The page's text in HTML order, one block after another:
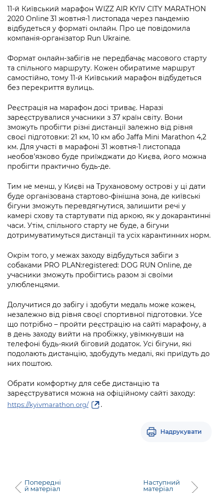
Рішення та розпорядження
Проєкти розпоряджень, що
перебувають на погодженні КМВА
Рішення Київради
Контактна інформація
Вакансії
Статистика
Звернення громадян
Регуляторна діяльність
Промисловість і наука Києва
Підприємства, установи, організації
Річні звіти
Гендерна політика
Безбар'єрність
Київська міська військова адміністрація
Освіта та навчальні заклади
Дороги, транспорт та парковки
Містобудування та земельні ділянки
Культура, спорт, дозвілля
Бізнес та ліцензування
Фінанси та бюджет
Безпека та правопорядок
Ритуальні послуги
Іноземцям / For foreigners
Пам'ятки культурної спадщини
Портал Захисників та Захисниць
Безбар'єрність
Портал послуг
Важливе під час воєнного стану
Громадська експертиза
Громадський бюджет
Громадська рада
Петиції
Відкритий бюджет
Контактний центр
Допомога учасникам АТО
Рада з питань внутрішньо переміщених
осіб при Київській міській військовій
адміністрації
«Ініціатива «Партнерство «Відкритий
Уряд» – місцевий рівень»
Інформація з обмеженим доступом
Подати запит онлайн
Проекти нормативно-правових та
інших актів
Нормативна база
Питання і відповіді про публічну
інформацію
Порядок оскарження рішень, дій чи
бездіяльності розпорядників інформації
публічну інформацію
Інформація для споживачів
Про відкриті дані
Публічні дашборди
Медіагалерея
Підписатися на новини та анонси від
КМДА / Subscribe to announcements
from the KCSA
Порядок акредитації медіа /
Accreditation process
Подати журналістський запит /
Submitting a media request
Зйомки в лікарнях в умовах воєнного
стану / Rules for media coverage of
hospitals at work under martial law
media
Портал Послуг
11-й Київський марафон WIZZ AIR KYIV CITY MARATHON
2020 Online 31 жовтня-1 листопада через пандемію
відбудеться у форматі онлайн. Про це повідомила
компанія-організатор Run Ukraine.
Формат онлайн-забігів не передбачає масового старту
та спільного маршруту. Кожен обиратиме маршрут
самостійно, тому 11-й Київський марафон відбудеться
без перекриття вулиць.
Реєстрація на марафон досі триває. Наразі
зареєструвалися учасники з 37 країн світу. Вони
зможуть пробігти різні дистанції залежно від рівня
своєї підготовки: 21 км, 10 км або Jaffa Mini Marathon 4,2
км. Для участі в марафоні 31 жовтня-1 листопада
необов’язково буде приїжджати до Києва, його можна
пробігти практично будь-де.
Тим не менш, у Києві на Трухановому острові у ці дати
буде організована стартово-фінішна зона, де київські
бігуни зможуть перевдягнутися, залишити речі у
камері схову та стартувати під аркою, як у докарантинні
часи. Утім, спільного старту не буде, а бігуни
дотримуватимуться дистанції та усіх карантинних норм.
Окрім того, у межах заходу відбудуться забіги з
собаками PRO PLAN:registered: DOG RUN Online, де
учасники зможуть пробігтись разом зі своїми
улюбленцями.
Долучитися до забігу і здобути медаль може кожен,
незалежно від рівня своєї спортивної підготовки. Усе
що потрібно – пройти реєстрацію на сайті марафону, а
в день заходу вийти на пробіжку, увімкнувши на
телефоні будь-який біговий додаток. Усі бігуни, які
подолають дистанцію, здобудуть медалі, які приїдуть до
них поштою.
Обрати комфортну для себе дистанцію та
зареєструватися можна на офіційному сайті заходу:
https://kyivmarathon.org/ .
Надрукувати
Попередні
й матеріал
Наступний
матеріал